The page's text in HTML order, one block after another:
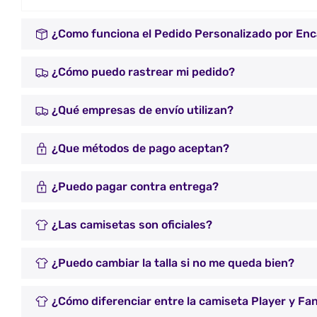
¿Como funciona el Pedido Personalizado por
¿Cómo puedo rastrear mi pedido?
¿Qué empresas de envío utilizan?
¿Que métodos de pago aceptan?
¿Puedo pagar contra entrega?
¿Las camisetas son oficiales?
¿Puedo cambiar la talla si no me queda bien?
¿Cómo diferenciar entre la camiseta Player y